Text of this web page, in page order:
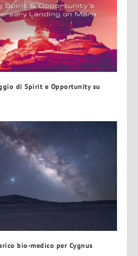
di Spirit e Opportunity su
bio-medico per Cygnus